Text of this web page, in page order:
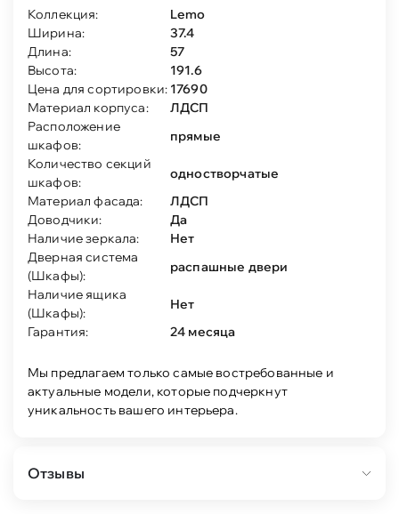
Коллекция:
Lemo
Ширина:
37.4
Длина:
57
Высота:
191.6
Цена для сортировки: 17690
Материал корпуса:
ЛДСП
Расположение
шкафов:
прямые
Количество секций
шкафов:
одностворчатые
Материал фасада:
ЛДСП
Доводчики:
Да
Наличие зеркала:
Нет
Дверная система
(Шкафы):
распашные двери
Наличие ящика
(Шкафы):
Нет
Гарантия:
24 месяца
Мы предлагаем только самые востребованные и
актуальные модели, которые подчеркнут
уникальность вашего интерьера.
Отзывы